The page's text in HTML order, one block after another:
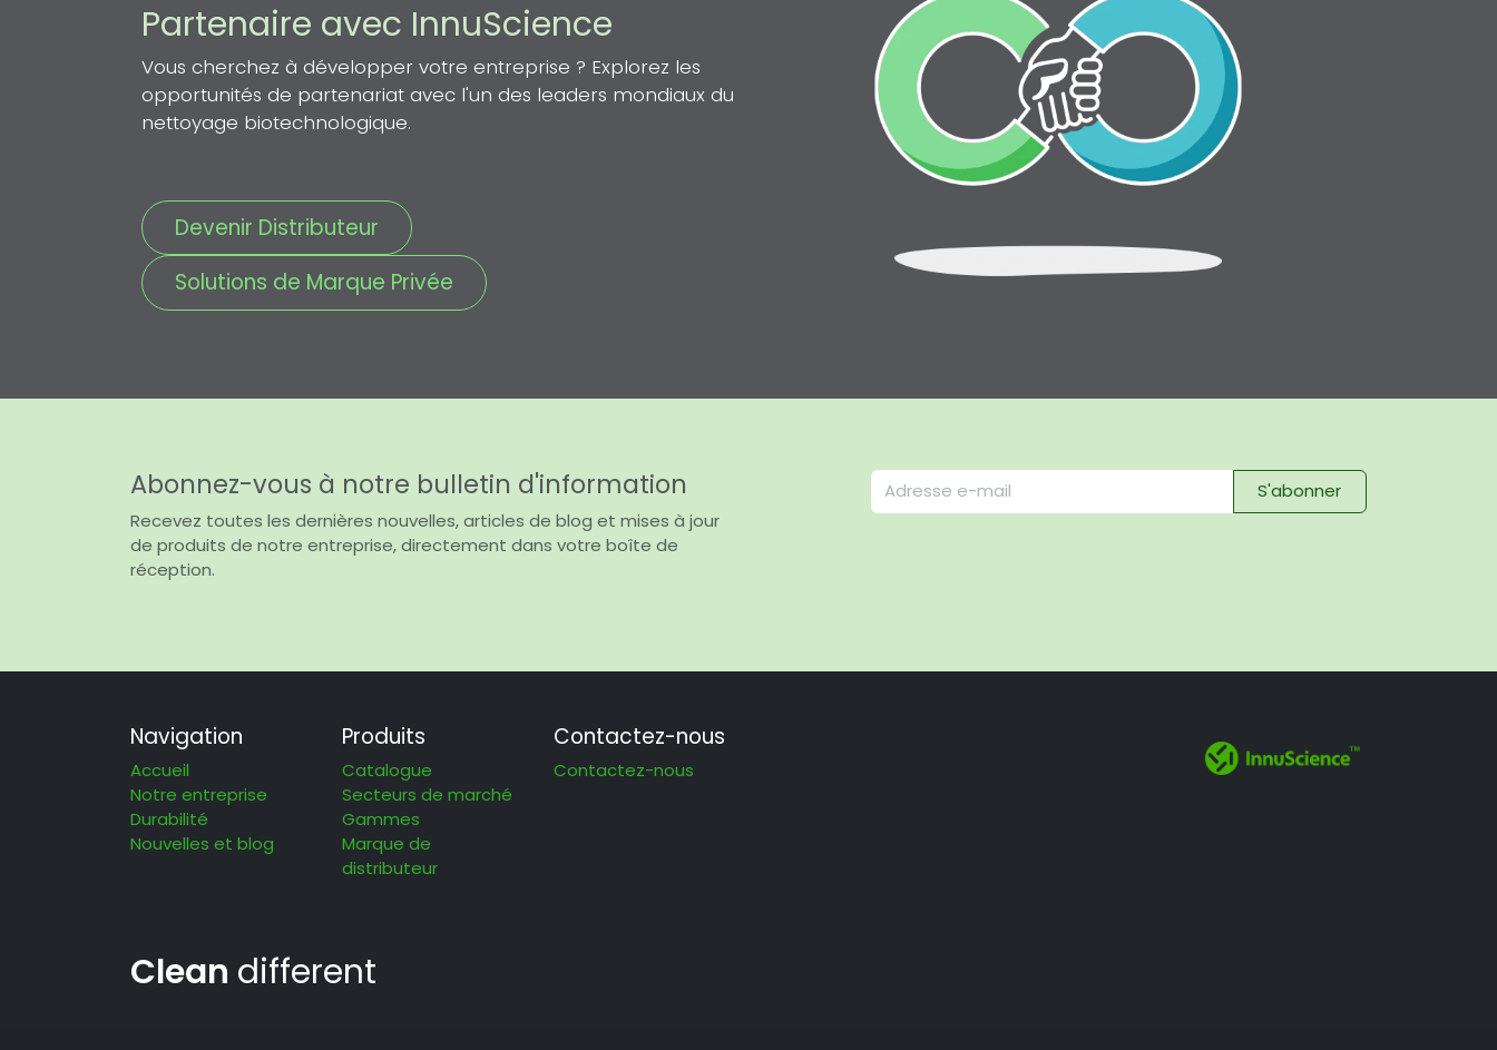
Partenaire avec InnuScience
Vous cherchez à développer votre entreprise ? Explorez les
opportunités de partenariat avec l'un des leaders mondiaux du
nettoyage biotechnologique.
Devenir Distributeur
Solutions de Marque Privée
Abonnez-vous à notre bulletin d'information
Recevez toutes les dernières nouvelles, articles de blog et mises à jour
de produits de notre entreprise, directement dans votre boîte de
réception.
S'abonner
Navigation
Accueil
Notre entreprise
Durabilité
Nouvelles et blog
Produits
Catalogue
Secteurs de marché
Gammes
Marque de
distributeur
Contactez-nous
Contactez-nous
Clean different